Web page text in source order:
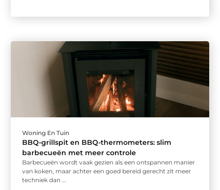
Woning En Tuin
BBQ-grillspit en BBQ-thermometers: slim
barbecueën met meer controle
Barbecueën wordt vaak gezien als een ontspannen manier
van koken, maar achter een goed bereid gerecht zit meer
techniek dan ...